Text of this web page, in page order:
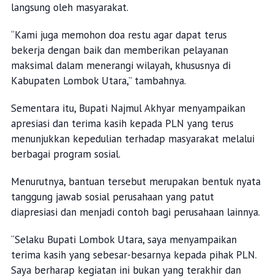
langsung oleh masyarakat.
“Kami juga memohon doa restu agar dapat terus
bekerja dengan baik dan memberikan pelayanan
maksimal dalam menerangi wilayah, khususnya di
Kabupaten Lombok Utara,” tambahnya.
Sementara itu, Bupati Najmul Akhyar menyampaikan
apresiasi dan terima kasih kepada PLN yang terus
menunjukkan kepedulian terhadap masyarakat melalui
berbagai program sosial.
Menurutnya, bantuan tersebut merupakan bentuk nyata
tanggung jawab sosial perusahaan yang patut
diapresiasi dan menjadi contoh bagi perusahaan lainnya.
“Selaku Bupati Lombok Utara, saya menyampaikan
terima kasih yang sebesar-besarnya kepada pihak PLN.
Saya berharap kegiatan ini bukan yang terakhir dan